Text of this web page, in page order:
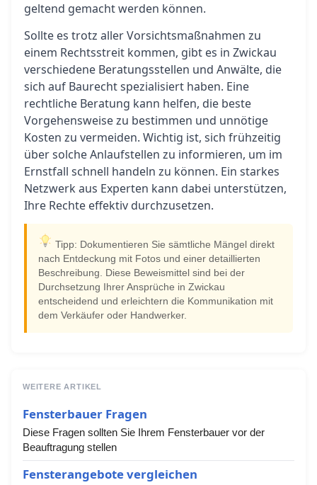
geltend gemacht werden können.
Sollte es trotz aller Vorsichtsmaßnahmen zu
einem Rechtsstreit kommen, gibt es in Zwickau
verschiedene Beratungsstellen und Anwälte, die
sich auf Baurecht spezialisiert haben. Eine
rechtliche Beratung kann helfen, die beste
Vorgehensweise zu bestimmen und unnötige
Kosten zu vermeiden. Wichtig ist, sich frühzeitig
über solche Anlaufstellen zu informieren, um im
Ernstfall schnell handeln zu können. Ein starkes
Netzwerk aus Experten kann dabei unterstützen,
Ihre Rechte effektiv durchzusetzen.
Tipp: Dokumentieren Sie sämtliche Mängel direkt
nach Entdeckung mit Fotos und einer detaillierten
Beschreibung. Diese Beweismittel sind bei der
Durchsetzung Ihrer Ansprüche in Zwickau
entscheidend und erleichtern die Kommunikation mit
dem Verkäufer oder Handwerker.
WEITERE ARTIKEL
Fensterbauer Fragen
Diese Fragen sollten Sie Ihrem Fensterbauer vor der
Beauftragung stellen
Fensterangebote vergleichen